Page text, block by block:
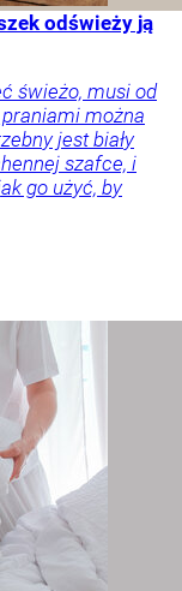
odświeży ją
świeżo, musi od
można
jest biały
szafce, i
go użyć, by